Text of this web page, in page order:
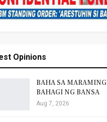
Opinions
BAHA SA MARAMING
BAHAGI NG BANSA
Aug 7, 2026